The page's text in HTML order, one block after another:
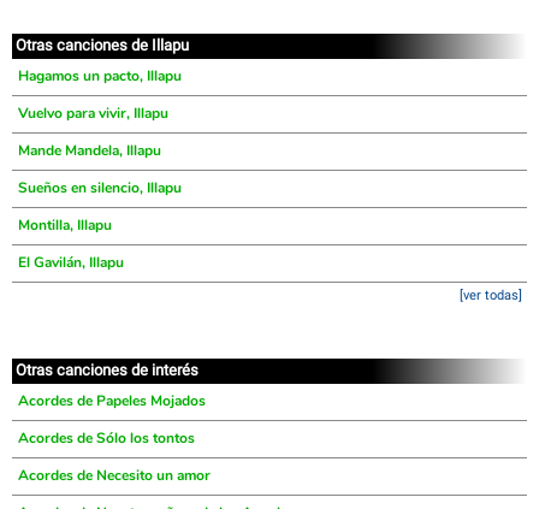
Otras canciones de Illapu
Hagamos un pacto, Illapu
Vuelvo para vivir, Illapu
Mande Mandela, Illapu
Sueños en silencio, Illapu
Montilla, Illapu
El Gavilán, Illapu
[ver todas]
Otras canciones de interés
Acordes de Papeles Mojados
Acordes de Sólo los tontos
Acordes de Necesito un amor